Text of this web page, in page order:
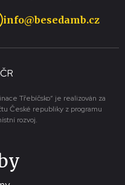
info@besedamb.cz
Třebíčsko“ je realizován za
České republiky z programu
rozvoj.